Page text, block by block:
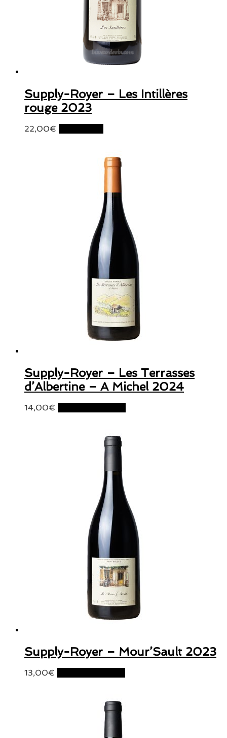
Supply-Royer – Les Intillères
rouge 2023
22,00€
Supply-Royer – Les Terrasses
d’Albertine – A Michel 2024
14,00€
Supply-Royer – Mour’Sault 2023
13,00€